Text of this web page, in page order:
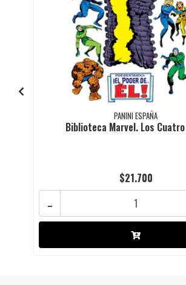
PANINI ESPAÑA
Biblioteca Marvel. Los Cuatro
$21.700
-